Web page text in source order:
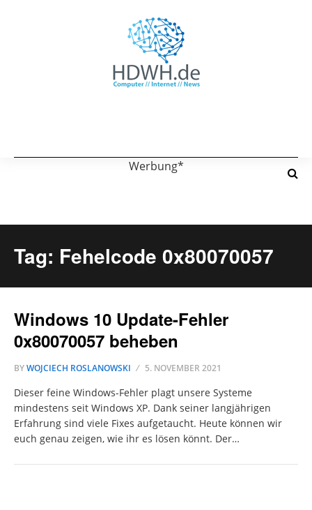
Werbung*
Tag: Fehelcode 0x80070057
Windows 10 Update-Fehler
0x80070057 beheben
BYWOJCIECH ROSLANOWSKI 5. NOVEMBER 2021
Dieser feine Windows-Fehler plagt unsere Systeme
mindestens seit Windows XP. Dank seiner langjährigen
Erfahrung sind viele Fixes aufgetaucht. Heute können wir
euch genau zeigen, wie ihr es lösen könnt. Der…